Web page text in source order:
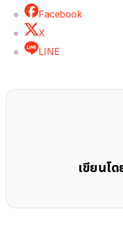
Facebook
X
LINE
เขียนโด